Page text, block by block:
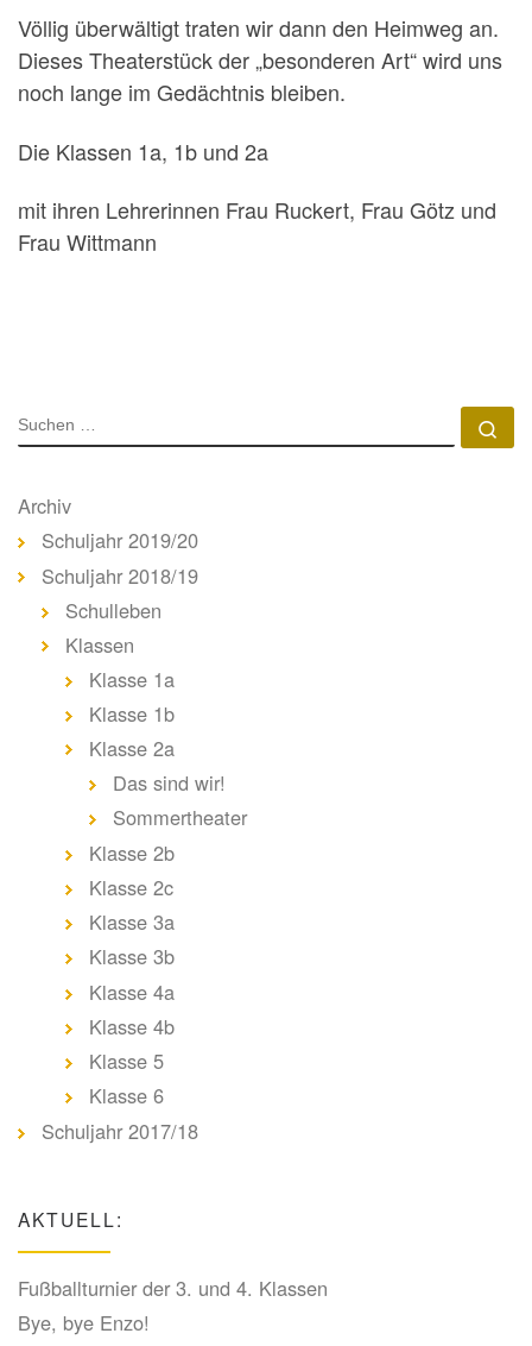
Völlig überwältigt traten wir dann den Heimweg an.
Dieses Theaterstück der „besonderen Art“ wird uns
noch lange im Gedächtnis bleiben.
Die Klassen 1a, 1b und 2a
mit ihren Lehrerinnen Frau Ruckert, Frau Götz und
Frau Wittmann
SUCHE
Archiv
Schuljahr 2019/20
Schuljahr 2018/19
Schulleben
Klassen
Klasse 1a
Klasse 1b
Klasse 2a
Das sind wir!
Sommertheater
Klasse 2b
Klasse 2c
Klasse 3a
Klasse 3b
Klasse 4a
Klasse 4b
Klasse 5
Klasse 6
Schuljahr 2017/18
AKTUELL:
Fußballturnier der 3. und 4. Klassen
Bye, bye Enzo!